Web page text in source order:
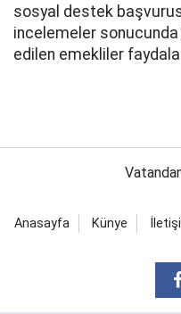
sosyal destek
incelemeler
edilen emekliler
Anasayfa Künye